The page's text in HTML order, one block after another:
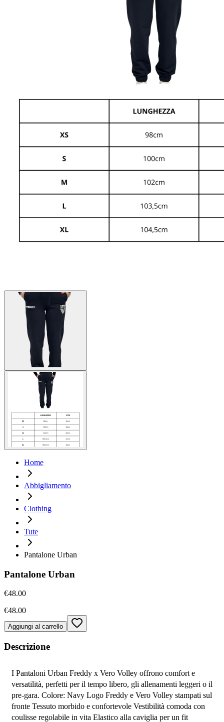
Home
Abbigliamento
Clothing
Tute
Pantalone Urban
Pantalone Urban
€48.00
€48.00
Aggiungi al carrello
Descrizione
I Pantaloni Urban Freddy x Vero Volley offrono comfort e
versatilità, perfetti per il tempo libero, gli allenamenti leggeri o il
pre-gara. Colore: Navy Logo Freddy e Vero Volley stampati sul
fronte Tessuto morbido e confortevole Vestibilità comoda con
coulisse regolabile in vita Elastico alla caviglia per un fit